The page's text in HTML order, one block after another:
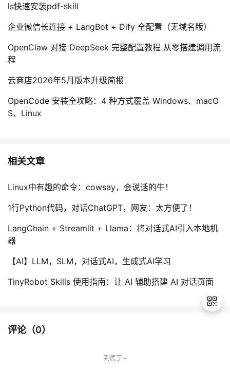
ls快速安装pdf-skill
企业微信长连接 + LangBot + Dify 全配置（无域名版）
OpenClaw 对接 DeepSeek 完整配置教程 从零搭建调用流
程
云商店2026年5月版本升级简报
OpenCode 安装全攻略：4 种方式覆盖 Windows、macO
S、Linux
相关文章
Linux中有趣的命令：cowsay，会说话的牛！
1行Python代码，对话ChatGPT，网友：太方便了！
LangChain + Streamlit + Llama：将对话式AI引入本地机
器
【AI】LLM，SLM，对话式AI，生成式AI学习
TinyRobot Skills 使用指南：让 AI 辅助搭建 AI 对话页面
评论（0）
到底了~